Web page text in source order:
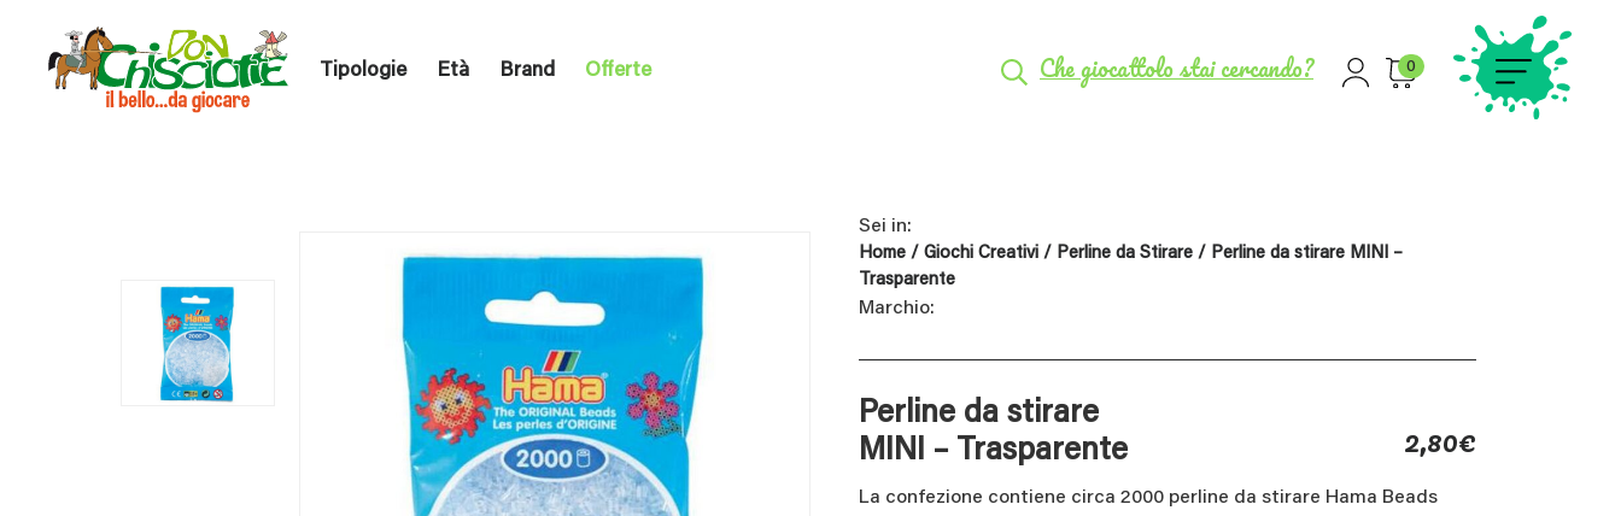
Tipologie Età Brand Offerte Che giocattolo stai cercando? 0
Sei in:
Home / Giochi Creativi / Perline da Stirare / Perline da stirare MINI –
Trasparente
Marchio:
Perline da stirare
MINI – Trasparente
2,80€
La confezione contiene circa 2000 perline da stirare Hama Beads